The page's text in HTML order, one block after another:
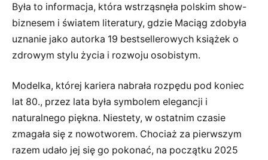
Była to informacja, która wstrząsnęła polskim show-
biznesem i światem literatury, gdzie Maciąg zdobyła
uznanie jako autorka 19 bestsellerowych książek o
zdrowym stylu życia i rozwoju osobistym.
Modelka, której kariera nabrała rozpędu pod koniec
lat 80., przez lata była symbolem elegancji i
naturalnego piękna. Niestety, w ostatnim czasie
zmagała się z nowotworem. Chociaż za pierwszym
razem udało jej się go pokonać, na początku 2025